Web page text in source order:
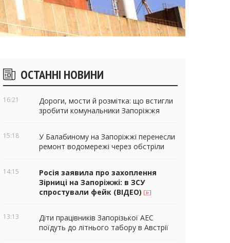
Бічні
віджети
ОСТАННІ НОВИНИ
16:21
Дороги, мости й розмітка: що встигли
зробити комунальники Запоріжжя
15:18
У Балабиному на Запоріжжі перенесли
ремонт водомережі через обстріли
14:15
Росія заявила про захоплення
Зірниці на Запоріжжі: в ЗСУ
спростували фейк (ВІДЕО)
13:13
Діти працівників Запорізької АЕС
поїдуть до літнього табору в Австрії